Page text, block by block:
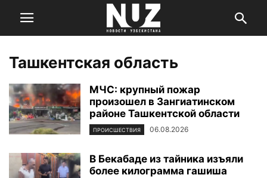
Ташкентская область
МЧС: крупный пожар
произошел в Зангиатинском
районе Ташкентской области
ПРОИСШЕСТВИЯ 06.08.2026
В Бекабаде из тайника изъяли
более килограмма гашиша